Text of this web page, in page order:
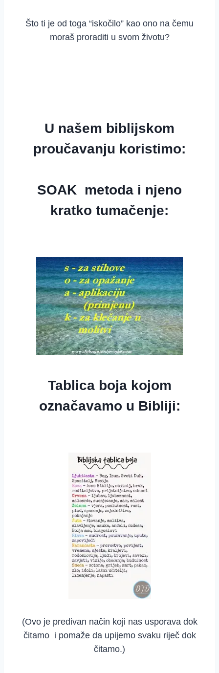
Što ti je od toga “iskočilo” kao ono na čemu
moraš proraditi u svom životu?
U našem biblijskom
proučavanju koristimo:
SOAK metoda i njeno
kratko tumačenje:
Tablica boja kojom
označavamo u Bibliji:
(Ovo je predivan način koji nas usporava dok
čitamo i pomaže da upijemo svaku riječ dok
čitamo.)